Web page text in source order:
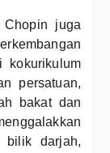
juga
kokurikulum
persatuan,
bakat dan
bilik darjah,